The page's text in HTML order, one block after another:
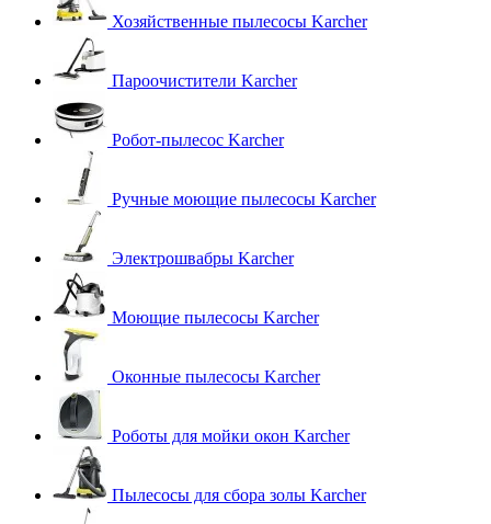
Хозяйственные пылесосы Karcher
Пароочистители Karcher
Робот-пылесос Karcher
Ручные моющие пылесосы Karcher
Электрошвабры Karcher
Моющие пылесосы Karcher
Оконные пылесосы Karcher
Роботы для мойки окон Karcher
Пылесосы для сбора золы Karcher